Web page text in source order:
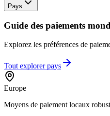
Pays
Guide des paiements
Explorez les préférences de
Tout explorer pays
Europe
Moyens de paiement locaux